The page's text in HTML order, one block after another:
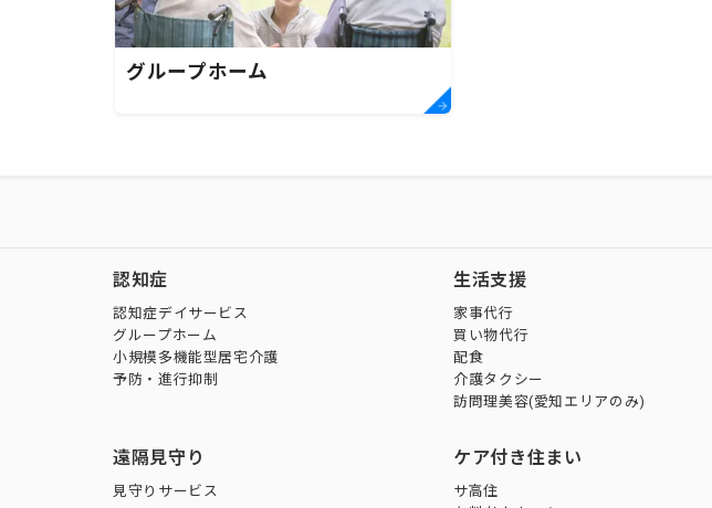
グループホーム
認知症
認知症デイサービス
グループホーム
小規模多機能型居宅介護
予防・進行抑制
生活支援
家事代行
買い物代行
配食
介護タクシー
訪問理美容(愛知エリアのみ)
遠隔見守り
見守りサービス
ケア付き住まい
サ高住